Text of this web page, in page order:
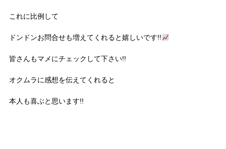
これに比例して
ドンドンお問合せも増えてくれると嬉しいです!!
皆さんもマメにチェックして下さい!!
オクムラに感想を伝えてくれると
本人も喜ぶと思います!!